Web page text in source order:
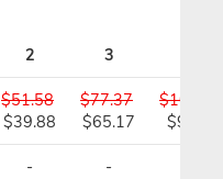
2 3
$51.58
$39.88
$77.37
$65.17
$103.16
$90.46
- -